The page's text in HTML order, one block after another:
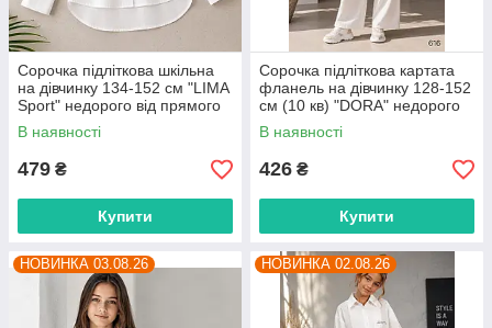
Сорочка підліткова шкільна
на дівчинку 134-152 см "LIMA
Sport" недорого від прямого
постачальника
В наявності
479 ₴
Купити
Сорочка підліткова картата
фланель на дівчинку 128-152
см (10 кв) "DORA" недорого
від прямого постачальника
В наявності
426 ₴
Купити
НОВИНКА 03.08.26 НОВИНКА 02.08.26